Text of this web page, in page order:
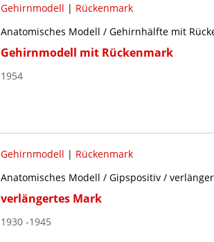
Gehirnmodell | Rückenmark
Anatomisches Modell / Gehirnhälfte mit
Gehirnmodell mit Rückenmark
1954
Gehirnmodell | Rückenmark
Anatomisches Modell / Gipspositiv /
verlängertes Mark
1930 -1945